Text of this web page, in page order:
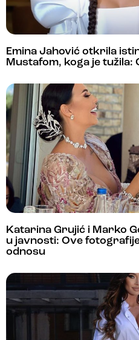
Emina Jahović otkrila
Mustafom, koga je tužila:
Katarina Grujić i Marko
u javnosti: Ove
odnosu